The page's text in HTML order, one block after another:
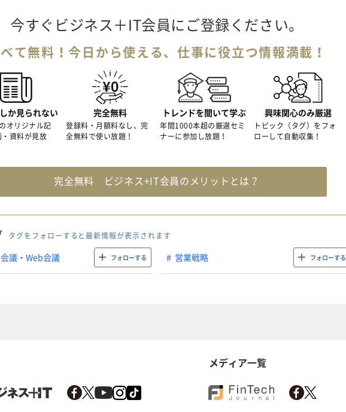
今すぐビジネス＋IT会員にご登録ください。
て無料！今日から使える、仕事に役立つ情報満載！
か見られない
オリジナル記
資料が見放
完全無料
登録料・月額料なし、完
全無料で使い放題！
トレンドを聞いて学ぶ
年間1000本超の厳選セミ
ナーに参加し放題！
興味関心のみ厳選
トピック（タグ）をフォ
ローして自動収集！
完全無料 ビジネス+IT会員のメリットとは？
タグをフォローすると最新情報が表示されます
議・Web会議 フォローする 営業戦略 フォローする
メディア一覧